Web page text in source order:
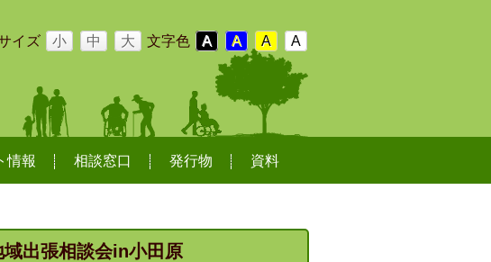
イズ 小 中 大 文字色 A A A A
情報 相談窓口 発行物 資料
域出張相談会in小田原